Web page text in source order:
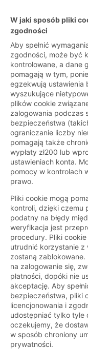
W jaki sposób pliki
zgodności
Aby spełnić
zgodności, może być
kontrolowane, a dane
pomagają w tym,
egzekwują ustawienia
wyszukujące
plików cookie
zalogowania podczas
bezpieczeństwa
ograniczanie liczby
pomagają także
wypłaty zł200 lub
ustawieniach konta.
pomocy w kontrolach
prawo.
Pliki cookie mogą
kontroli, dzięki czemu
podatny na błędy
weryfikacja jest
procedury. Pliki
utrudnić korzystanie z
zostaną
na zalogowanie się,
płatności, dopóki nie
akceptację. Aby
bezpieczeństwa, pliki
licencjonowania i
udostępniać tylko tyle
oczekujemy, że
w sposób chroniony
prywatności.